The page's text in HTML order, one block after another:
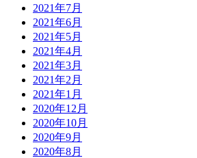
2021年7月
2021年6月
2021年5月
2021年4月
2021年3月
2021年2月
2021年1月
2020年12月
2020年10月
2020年9月
2020年8月